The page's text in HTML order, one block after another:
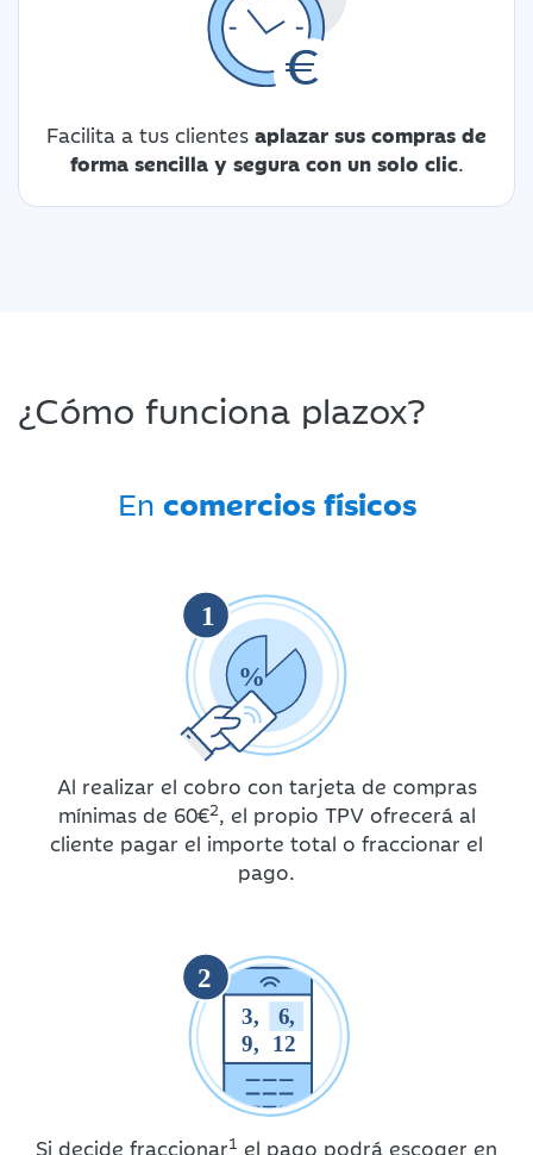
Facilita a tus clientes aplazar sus compras de
forma sencilla y segura con un solo clic.
¿Cómo funciona plazox?
En comercios físicos
%
1
Al realizar el cobro con tarjeta de compras
mínimas de 60€2, el propio TPV ofrecerá al
cliente pagar el importe total o fraccionar el
pago.
3, 6,
9, 12
2
Si decide fraccionar1 el pago podrá escoger en